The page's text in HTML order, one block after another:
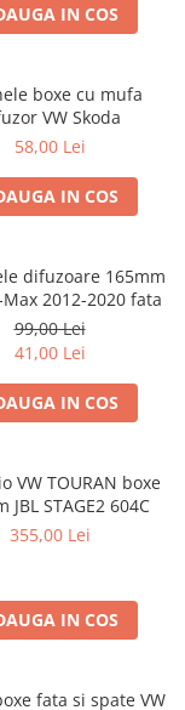
IN COS
boxe cu mufa
VW Skoda
58,00 Lei
IN COS
difuzoare 165mm
2012-2020 fata
99,00 Lei
41,00 Lei
IN COS
VW TOURAN boxe
JBL STAGE2 604C
355,00 Lei
IN COS
fata si spate VW